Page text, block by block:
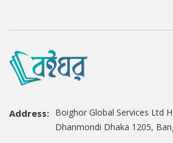
Address: Boighor Global Services Ltd
Dhanmondi Dhaka 1205,